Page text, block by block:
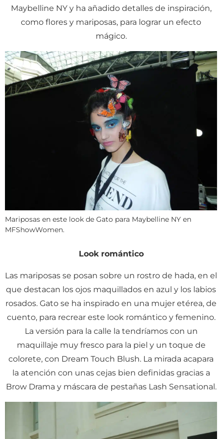
Maybelline NY y ha añadido detalles de inspiración,
como flores y mariposas, para lograr un efecto
mágico.
Mariposas en este look de Gato para Maybelline NY en
MFShowWomen.
Look romántico
Las mariposas se posan sobre un rostro de hada, en el
que destacan los ojos maquillados en azul y los labios
rosados. Gato se ha inspirado en una mujer etérea, de
cuento, para recrear este look romántico y femenino.
La versión para la calle la tendríamos con un
maquillaje muy fresco para la piel y un toque de
colorete, con Dream Touch Blush. La mirada acapara
la atención con unas cejas bien definidas gracias a
Brow Drama y máscara de pestañas Lash Sensational.